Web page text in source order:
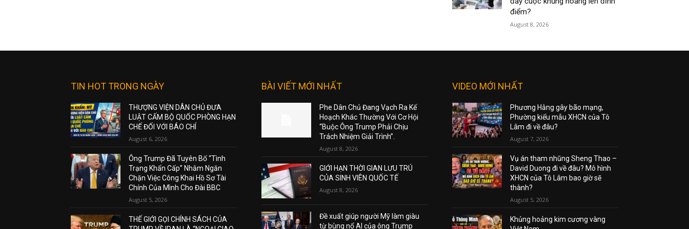
điểm?
August 8, 2026
TIN HOT TRONG NGÀY
THƯỢNG VIỆN DÂN CHỦ ĐƯA
LUẬT CẤM BỘ QUỐC PHÒNG HẠN
CHẾ ĐỐI VỚI BÁO CHÍ
August 6, 2026
Ông Trump Đã Tuyên Bố “Tình
Trạng Khẩn Cấp” Nhằm Ngăn
Chặn Việc Công Khai Hồ Sơ Tài
Chính Của Mình Cho Đài BBC
August 5, 2026
THẾ GIỚI GỌI CHÍNH SÁCH CỦA
BÀI VIẾT MỚI NHẤT
Phe Dân Chủ Đang Vạch Ra Kế
Hoạch Khác Thường Với Cơ Hội
“Buộc Ông Trump Phải Chịu
Trách Nhiệm Giải Trình”.
August 8, 2026
GIỚI HẠN THỜI GIAN LƯU TRÚ
CỦA SINH VIÊN QUỐC TẾ
August 8, 2026
Đề xuất giúp người Mỹ làm giàu
từ bùng nổ AI của ông Trump
VIDEO MỚI NHẤT
Phương Hằng gây bão mạng,
Phường kiểu mẫu XHCN của Tô
Lâm đi về đâu?
August 7, 2026
Vụ án tham nhũng Sheng Thao –
David Duong đi về đâu? Mô hình
XHCN của Tô Lâm bao giờ sẽ
thành?
August 5, 2026
Khủng hoảng kim cương vàng